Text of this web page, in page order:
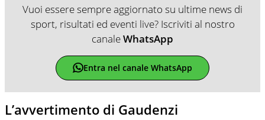
Vuoi essere sempre aggiornato su ultime news di
sport, risultati ed eventi live? Iscriviti al nostro
canaleWhatsApp
Entra nel canale WhatsApp
L’avvertimento di Gaudenzi